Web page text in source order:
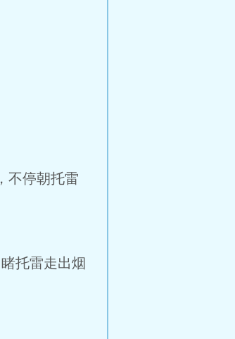
不停朝托雷
托雷走出烟